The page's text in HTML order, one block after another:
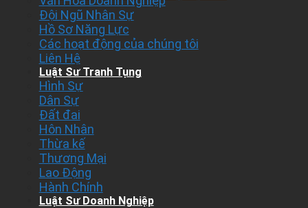
Đội Ngũ Nhân Sự
Hồ Sơ Năng Lực
Các hoạt động của chúng tôi
Liên Hệ
Luật Sư Tranh Tụng
Hình Sự
Dân Sự
Đất đai
Hôn Nhân
Thừa kế
Thương Mại
Lao Động
Hành Chính
Luật Sư Doanh Nghiệp